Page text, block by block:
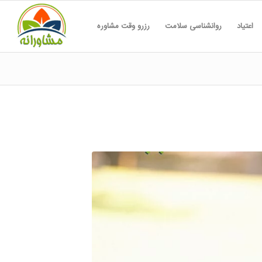
اعتیاد روانشناسی سلامت رزرو وقت مشاوره